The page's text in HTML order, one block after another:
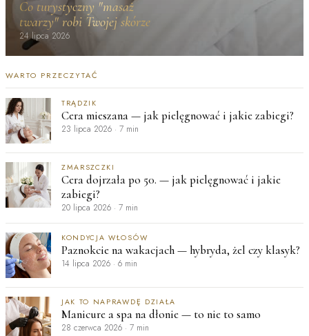
Co turystyczny "masaż
twarzy" robi Twojej skórze
24 lipca 2026
WARTO PRZECZYTAĆ
TRĄDZIK
Cera mieszana — jak pielęgnować i jakie zabiegi?
23 lipca 2026 · 7 min
ZMARSZCZKI
Cera dojrzała po 50. — jak pielęgnować i jakie
zabiegi?
20 lipca 2026 · 7 min
KONDYCJA WŁOSÓW
Paznokcie na wakacjach — hybryda, żel czy klasyk?
14 lipca 2026 · 6 min
JAK TO NAPRAWDĘ DZIAŁA
Manicure a spa na dłonie — to nie to samo
28 czerwca 2026 · 7 min